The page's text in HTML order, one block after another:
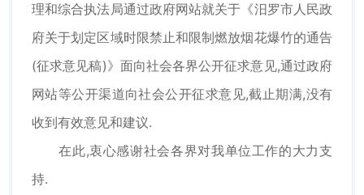
理和综合执法局通过政府网站就关于《汨罗市人民政
府关于划定区域时限禁止和限制燃放烟花爆竹的通告
(征求意见稿)》面向社会各界公开征求意见,通过政府
网站等公开渠道向社会公开征求意见,截止期满,没有
收到有效意见和建议.
在此,衷心感谢社会各界对我单位工作的大力支
持.